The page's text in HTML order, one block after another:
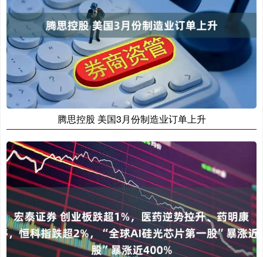
腾思控股 美国3月份制造业订单上升